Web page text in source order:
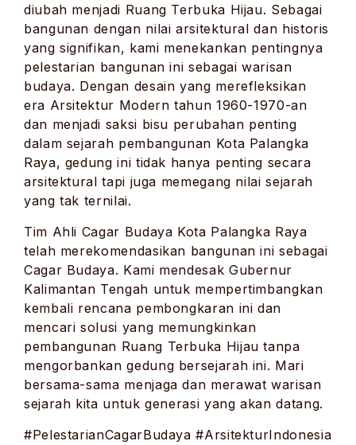
diubah menjadi Ruang Terbuka Hijau. Sebagai
bangunan dengan nilai arsitektural dan historis
yang signifikan, kami menekankan pentingnya
pelestarian bangunan ini sebagai warisan
budaya. Dengan desain yang merefleksikan
era Arsitektur Modern tahun 1960-1970-an
dan menjadi saksi bisu perubahan penting
dalam sejarah pembangunan Kota Palangka
Raya, gedung ini tidak hanya penting secara
arsitektural tapi juga memegang nilai sejarah
yang tak ternilai.
Tim Ahli Cagar Budaya Kota Palangka Raya
telah merekomendasikan bangunan ini sebagai
Cagar Budaya. Kami mendesak Gubernur
Kalimantan Tengah untuk mempertimbangkan
kembali rencana pembongkaran ini dan
mencari solusi yang memungkinkan
pembangunan Ruang Terbuka Hijau tanpa
mengorbankan gedung bersejarah ini. Mari
bersama-sama menjaga dan merawat warisan
sejarah kita untuk generasi yang akan datang.
#PelestarianCagarBudaya #ArsitekturIndonesia